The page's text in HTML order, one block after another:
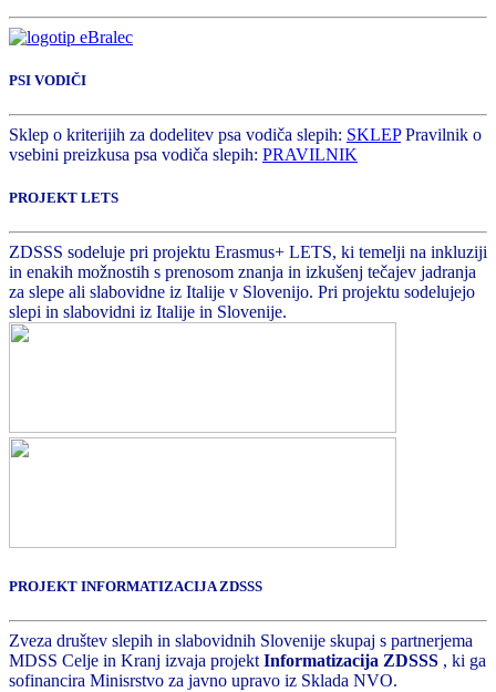
PSI VODIČI
Sklep o kriterijih za dodelitev psa vodiča slepih: SKLEPPravilnik o
vsebini preizkusa psa vodiča slepih: PRAVILNIK
PROJEKT LETS
ZDSSS sodeluje pri projektu Erasmus+ LETS, ki temelji na inkluziji
in enakih možnostih s prenosom znanja in izkušenj tečajev jadranja
za slepe ali slabovidne iz Italije v Slovenijo. Pri projektu sodelujejo
slepi in slabovidni iz Italije in Slovenije.
PROJEKT INFORMATIZACIJA ZDSSS
Zveza društev slepih in slabovidnih Slovenije skupaj s partnerjema
MDSS Celje in Kranj izvaja projekt Informatizacija ZDSSS , ki ga
sofinancira Minisrstvo za javno upravo iz Sklada NVO.